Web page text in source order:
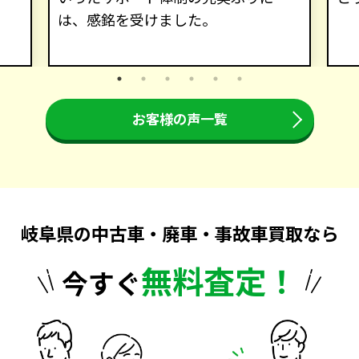
は、感銘を受けました。
お客様の声一覧
岐阜県の中古車・廃車・事故車買取なら
今すぐ無料査定！